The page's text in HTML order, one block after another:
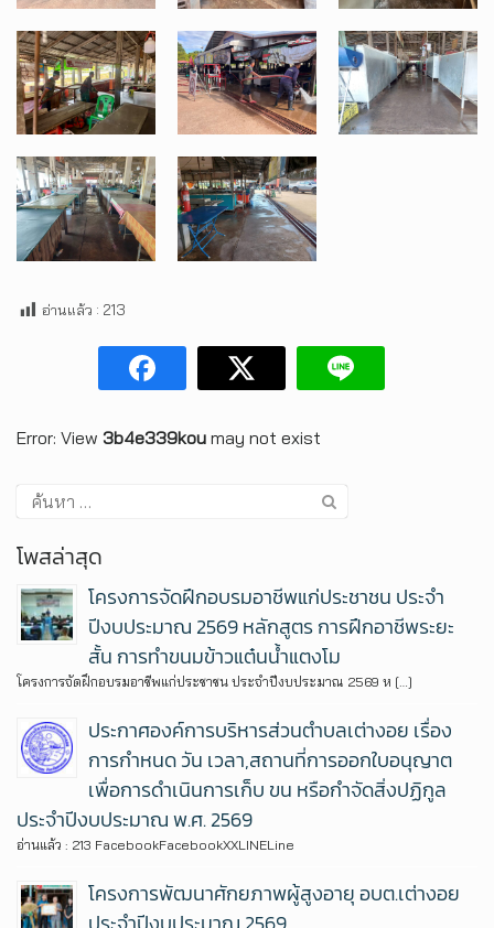
อ่านแล้ว : 213
Error: View 3b4e339kou may not exist
โพสล่าสุด
โครงการจัดฝึกอบรมอาชีพแก่ประชาชน ประจำ
ปีงบประมาณ 2569 หลักสูตร การฝึกอาชีพระยะ
สั้น การทำขนมข้าวแต๋นน้ำแตงโม
โครงการจัดฝึกอบรมอาชีพแก่ประชาชน ประจำปีงบประมาณ 2569 ห […]
ประกาศองค์การบริหารส่วนตำบลเต่างอย เรื่อง
การกำหนด วัน เวลา,สถานที่การออกใบอนุญาต
เพื่อการดำเนินการเก็บ ขน หรือกำจัดสิ่งปฏิกูล
ประจำปีงบประมาณ พ.ศ. 2569
อ่านแล้ว : 213 FacebookFacebookXXLINELine
โครงการพัฒนาศักยภาพผู้สูงอายุ อบต.เต่างอย